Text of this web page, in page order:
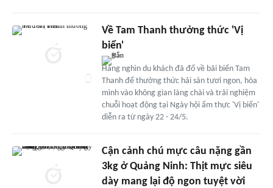
Về Tam Thanh thưởng thức 'Vị
biển'
Hàng nghìn du khách đã đổ về bãi biển Tam
Thanh để thưởng thức hải sản tươi ngon, hòa
mình vào không gian làng chài và trải nghiệm
chuỗi hoạt động tại Ngày hội ẩm thực 'Vị biển'
diễn ra từ ngày 22 - 24/5.
Cận cảnh chú mực câu nặng gần
3kg ở Quảng Ninh: Thịt mực siêu
dày mang lại độ ngon tuyệt vời